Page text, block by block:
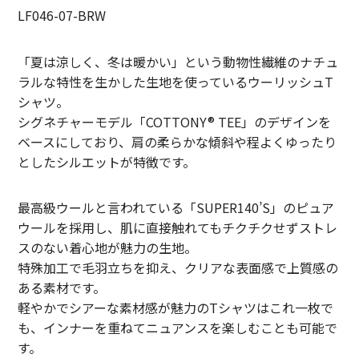
LIFiLL【リフィル】
NEZU YOHIN TEN【ネズヨウヒンテン】
New balnace【ニューバランス】
ORuKuBET【オルクベット】
POST O’ALLS【ポストオーバーオールズ】
Product Twelve【プロダクトトゥエルブ】
REMI RELIEF【レミレリーフ】
saby【サバイ】
LF046-07-BRW
「夏は涼しく、冬は暖かい」という動物性繊維のナチュ
ラルな特性を生かした生地を使っているウーリッシュT
シャツ。
シグネチャーモデル「COTTONY® TEE」のデザインを
ベースにしており、肩の柔らかな傾斜や程よくゆったり
としたシルエットが特徴です。
最高級ウールと言われている「SUPER140’S」のピュア
ウールを採用し、肌に直接触れてもチクチクせずストレ
スのない着心地が魅力の生地。
特殊加工で毛羽立ちを抑え、クリアな表面感で上質感の
ある素材です。
軽やかでシアーな素材感が魅力のTシャツはこれ一枚で
も、インナーを重ねてニュアンスを楽しむことも可能で
す。